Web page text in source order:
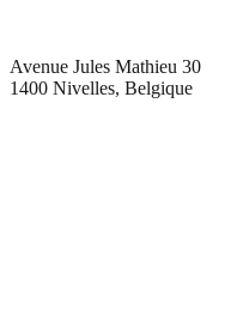
Avenue Jules Mathieu 30
1400 Nivelles, Belgique